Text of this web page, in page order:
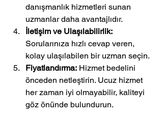
danışmanlık hizmetleri sunan
uzmanlar daha avantajlıdır.
İletişim ve Ulaşılabilirlik:
Sorularınıza hızlı cevap veren,
kolay ulaşılabilen bir uzman seçin.
Fiyatlandırma: Hizmet bedelini
önceden netleştirin. Ucuz hizmet
her zaman iyi olmayabilir, kaliteyi
göz önünde bulundurun.